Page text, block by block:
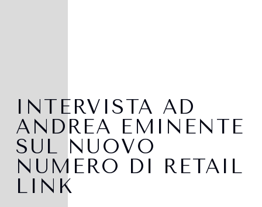
INTERVISTA AD
ANDREA EMINENTE
SUL NUOVO
NUMERO DI RETAIL
LINK